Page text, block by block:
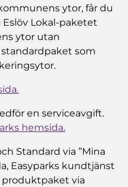
ytor, får du
Lokal-paketet
ytor utan
som
en serviceavgift.
hemsida.
Standard via ”Mina
Easyparks kundtjänst
produktpaket via